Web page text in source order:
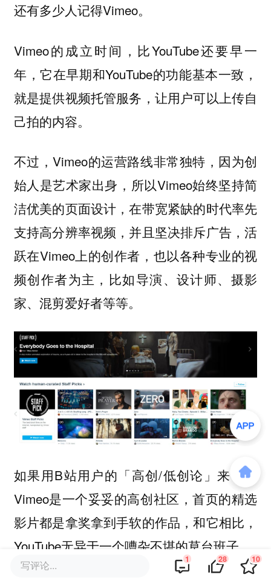
还有多少人记得Vimeo。
Vimeo的成立时间，比YouTube还要早一
年，它在早期和YouTube的功能基本一致，
就是提供视频托管服务，让用户可以上传自
己拍的内容。
不过，Vimeo的运营路线非常独特，因为创
始人是艺术家出身，所以Vimeo始终坚持简
洁优美的页面设计，在带宽紧缺的时代率先
支持高分辨率视频，并且坚决排斥广告，活
跃在Vimeo上的创作者，也以各种专业的视
频创作者为主，比如导演、设计师、摄影
家、混剪爱好者等等。
如果用B站用户的「高创/低创论」来说，
Vimeo是一个妥妥的高创社区，首页的精选
影片都是拿奖拿到手软的作品，和它相比，
YouTube无异于一个嘈杂不堪的草台班子。
写评论... 1 28 10